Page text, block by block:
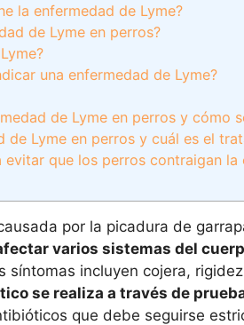
la enfermedad de Lyme?
de Lyme en perros?
una enfermedad de Lyme?
de Lyme en perros y cómo
de Lyme en perros y cuál es el
evitar que los perros contraigan
por la picadura de
varios sistemas del
síntomas incluyen cojera,
se realiza a través de
que debe seguirse